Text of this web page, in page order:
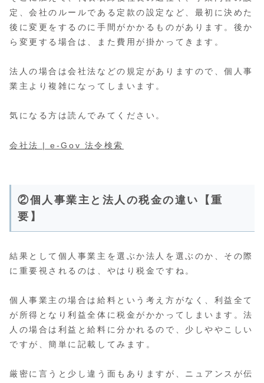
定、会社のルールである定款の設定など、最初に決めた
後に変更をするのに手間がかかるものがあります。後か
ら変更する場合は、また費用が掛かってきます。
法人の場合は会社法などの規定がありますので、個人事
業主より複雑になってしまいます。
気になる方は読んでみてください。
会社法 | e-Gov 法令検索
②個人事業主と法人の税金の違い【重
要】
結果として個人事業主を選ぶか法人を選ぶのか、その際
に重要視されるのは、やはり税金ですね。
個人事業主の場合は給料という考え方がなく、利益全て
が所得となり利益全体に税金がかかってしまいます。法
人の場合は利益と給料に分かれるので、少しややこしい
ですが、簡単に記載してみます。
厳密に言うと少し違う面もありますが、ニュアンスが伝